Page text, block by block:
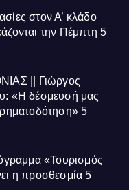
στον Α’ κλάδο
την Πέμπτη 5
|| Γιώργος
«Η δέσμευσή μας
5
«Τουρισμός
η προσθεσμία 5